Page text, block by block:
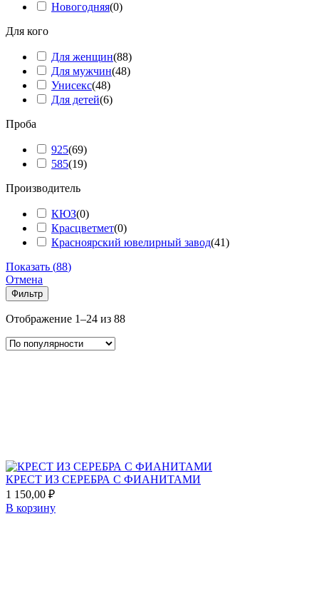
Новогодняя(0)
Для кого
Для женщин(88)
Для мужчин(48)
Унисекс(48)
Для детей(6)
Проба
925(69)
585(19)
Производитель
КЮЗ(0)
Красцветмет(0)
Красноярский ювелирный завод(41)
Показать (88)
Отмена
Фильтр
Отображение 1–24 из 88Сортировка:
КРЕСТ ИЗ СЕРЕБРА С ФИАНИТАМИ
1 150,00 ₽
В корзину